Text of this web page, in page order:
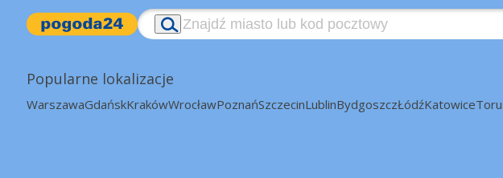
Popularne lokalizacje
WarszawaGdańskKrakówWrocławPoznańSzczecinLublinBydgoszczŁódźKatowice